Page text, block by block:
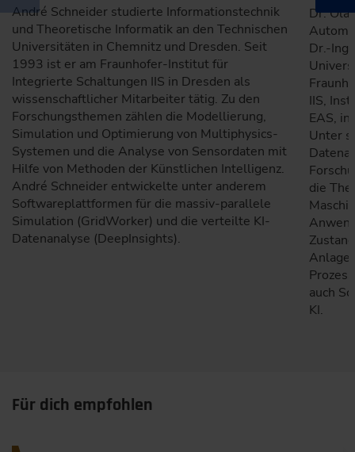
André Schneider studierte Informationstechnik
und Theoretische Informatik an den Technischen
Universitäten in Chemnitz und Dresden. Seit
1993 ist er am Fraunhofer-Institut für
Integrierte Schaltungen IIS in Dresden als
wissenschaftlicher Mitarbeiter tätig. Zu den
Forschungsthemen zählen die Modellierung,
Simulation und Optimierung von Multiphysics-
Systemen und die Analyse von Sensordaten mit
Hilfe von Methoden der Künstlichen Intelligenz.
André Schneider entwickelte unter anderem
Softwareplattformen für die massiv-parallele
Simulation (GridWorker) und die verteilte KI-
Datenanalyse (DeepInsights).
Dr.
Dr.-
IIS,
EAS,
Unter
die
auch
KI.
Für dich empfohlen